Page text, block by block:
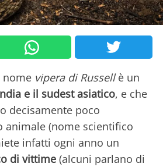
nome vipera di Russellè un
e il sudest asiatico, e che
decisamente poco
animale (nome scientifico
infatti ogni anno un
di vittime (alcuni parlano di